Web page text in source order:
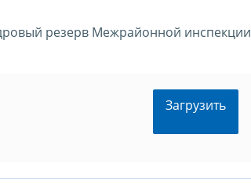
резерв Межрайонной инспекции
Загрузить